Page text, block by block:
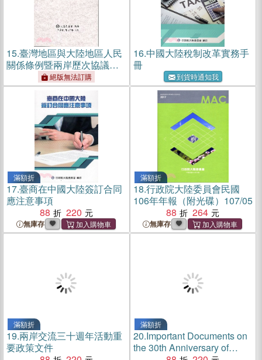
15.臺灣地區與大陸地區人民
關係條例暨兩岸歷次協議
（含香港澳門關係條例）
絕版無法訂購
16.中國大陸稅制改革實務手
冊
到貨時通知我
滿額折
17.臺商在中國大陸簽訂合同
應注意事項
88
220
無庫存
滿額折
18.行政院大陸委員會民國
106年年報（附光碟）107/05
88
264
無庫存
滿額折
19.兩岸交流三十週年活動重
要政策文件
滿額折
20.Important Documents on
the 30th Anniversary of